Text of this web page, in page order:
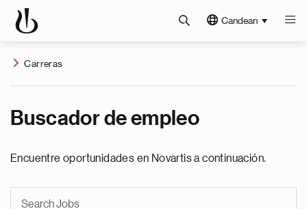
Candean
Carreras
Buscador de empleo
Encuentre oportunidades en Novartis a continuación.